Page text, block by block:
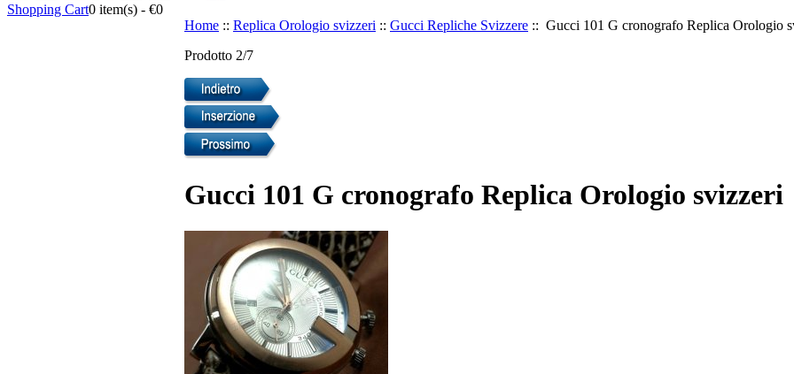
Shopping Cart0 item(s) - €0
Home :: Replica Orologio svizzeri :: Gucci Repliche Svizzere :: Gucci 101 G cronografo Replica Orologio
Prodotto 2/7
Gucci 101 G cronografo Replica Orologio svizzeri